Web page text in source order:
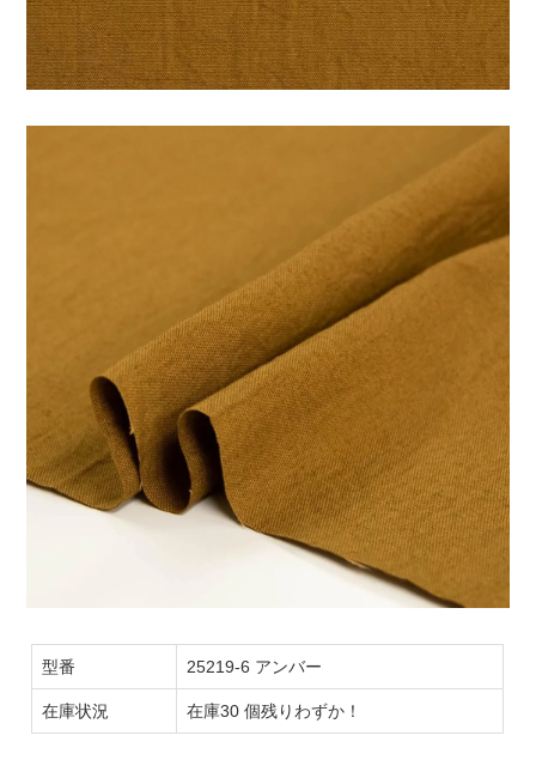
型番 25219-6 アンバー
在庫状況 在庫30 個残りわずか！